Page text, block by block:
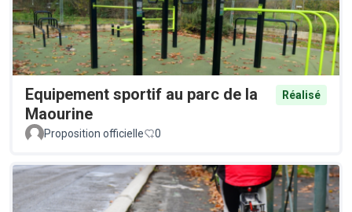
Equipement sportif au parc de la
Maourine
Réalisé
Proposition officielle 0